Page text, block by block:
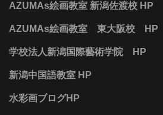
AZUMAs絵画教室 新潟佐渡校 HP
AZUMAs絵画教室 東大阪校 HP
学校法人新潟国際藝術学院 HP
新潟中国語教室 HP
水彩画ブログHP